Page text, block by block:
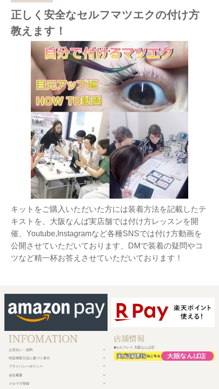
正しく安全なセルフマツエクの付け方
教えます！
キットをご購入いただいた方には装着方法を記載したテ
キストを、大阪なんば実店舗では付け方レッスンを開
催、Youtube,Instagramなど各種SNSでは付け方動画を
公開させていただいております、DMで装着の疑問やコ
ツなど精一杯お答えさせていただいております！
お支払い・送料
特定商取引法に基づく表示
プライバシーポリシー
会社概要
メルマガ登録
■セルフレイ 大阪なんば店